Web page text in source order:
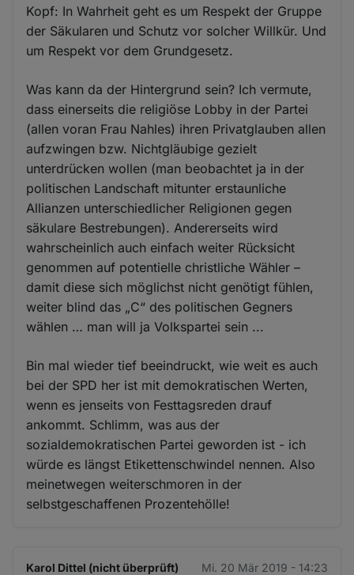
Kopf: In Wahrheit geht es um Respekt der Gruppe
der Säkularen und Schutz vor solcher Willkür. Und
um Respekt vor dem Grundgesetz.
Was kann da der Hintergrund sein? Ich vermute,
dass einerseits die religiöse Lobby in der Partei
(allen voran Frau Nahles) ihren Privatglauben allen
aufzwingen bzw. Nichtgläubige gezielt
unterdrücken wollen (man beobachtet ja in der
politischen Landschaft mitunter erstaunliche
Allianzen unterschiedlicher Religionen gegen
säkulare Bestrebungen). Andererseits wird
wahrscheinlich auch einfach weiter Rücksicht
genommen auf potentielle christliche Wähler –
damit diese sich möglichst nicht genötigt fühlen,
weiter blind das „C“ des politischen Gegners
wählen … man will ja Volkspartei sein ...
Bin mal wieder tief beeindruckt, wie weit es auch
bei der SPD her ist mit demokratischen Werten,
wenn es jenseits von Festtagsreden drauf
ankommt. Schlimm, was aus der
sozialdemokratischen Partei geworden ist - ich
würde es längst Etikettenschwindel nennen. Also
meinetwegen weiterschmoren in der
selbstgeschaffenen Prozentehölle!
Karol Dittel (nicht überprüft) Mi. 20 Mär 2019 - 14:23